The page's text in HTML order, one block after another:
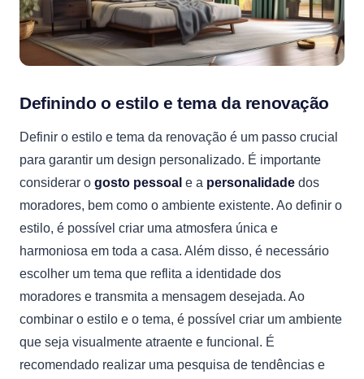
Definindo o estilo e tema da renovação
Definir o estilo e tema da renovação é um passo crucial
para garantir um design personalizado. É importante
considerar o gosto pessoal e a personalidade dos
moradores, bem como o ambiente existente. Ao definir o
estilo, é possível criar uma atmosfera única e
harmoniosa em toda a casa. Além disso, é necessário
escolher um tema que reflita a identidade dos
moradores e transmita a mensagem desejada. Ao
combinar o estilo e o tema, é possível criar um ambiente
que seja visualmente atraente e funcional. É
recomendado realizar uma pesquisa de tendências e